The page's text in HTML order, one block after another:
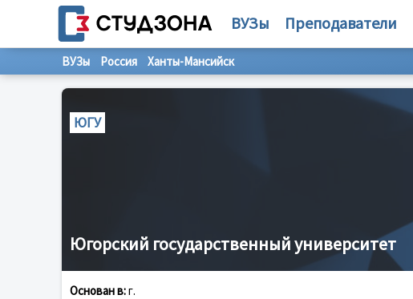
ВУЗы Преподаватели
ВУЗы Россия Ханты-Мансийск
ЮГУ
Югорский государственный университет
Основан в:г.